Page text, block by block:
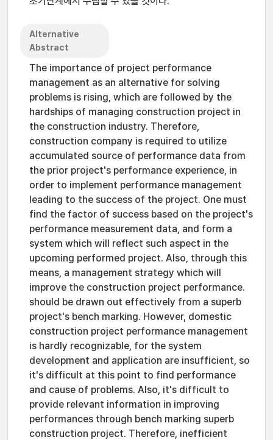
Alternative
Abstract
The importance of project performance
management as an alternative for solving
problems is rising, which are followed by the
hardships of managing construction project in
the construction industry. Therefore,
construction company is required to utilize
accumulated source of performance data from
the prior project's performance experience, in
order to implement performance management
leading to the success of the project. One must
find the factor of success based on the project's
performance measurement data, and form a
system which will reflect such aspect in the
upcoming performed project. Also, through this
means, a management strategy which will
improve the construction project performance.
should be drawn out effectively from a superb
project's bench marking. However, domestic
construction project performance management
is hardly recognizable, for the system
development and application are insufficient, so
it's difficult at this point to find performance
and cause of problems. Also, it's difficult to
provide relevant information in improving
performances through bench marking superb
construction project. Therefore, inefficient